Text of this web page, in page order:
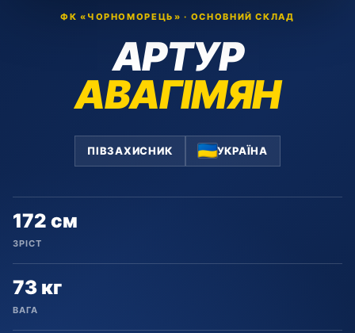
ФК «ЧОРНОМОРЕЦЬ» · ОСНОВНИЙ СКЛАД
АРТУР
АВАГІМЯН
ПІВЗАХИСНИК УКРАЇНА
172 см
ЗРІСТ
73 кг
ВАГА